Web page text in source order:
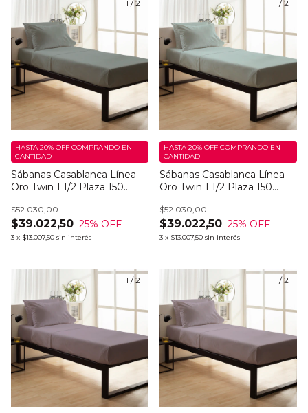
1 / 2
Sábanas Casablanca Línea
Oro Twin 1 1/2 Plaza 150
$39.022,50
$52.030,00
25% OFF
3 x $13.007,50 sin interés
HASTA 20% OFF COMPRANDO EN
CANTIDAD
1 / 2
Sábanas Casablanca Línea
Oro Twin 1 1/2 Plaza 150
$39.022,50
$52.030,00
25% OFF
3 x $13.007,50 sin interés
HASTA 20% OFF COMPRANDO EN
CANTIDAD
1 /2 1 /2